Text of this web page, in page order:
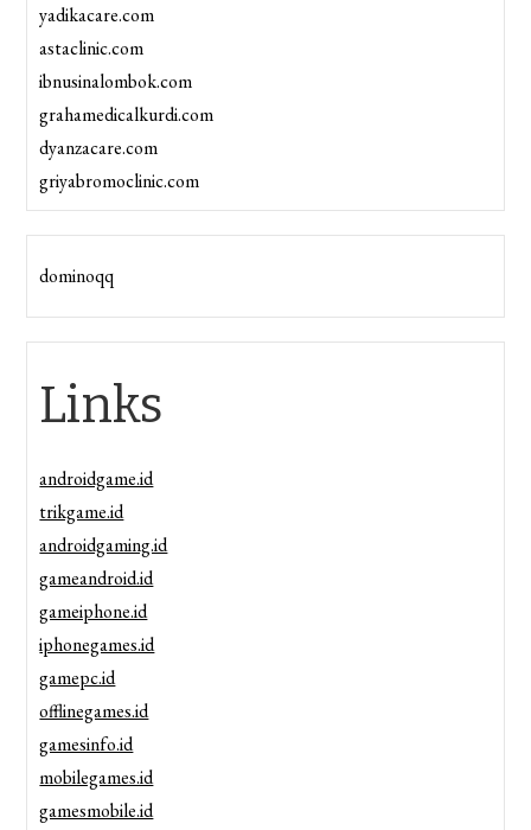
yadikacare.com
astaclinic.com
ibnusinalombok.com
grahamedicalkurdi.com
dyanzacare.com
griyabromoclinic.com
dominoqq
Links
androidgame.id
trikgame.id
androidgaming.id
gameandroid.id
gameiphone.id
iphonegames.id
gamepc.id
offlinegames.id
gamesinfo.id
mobilegames.id
gamesmobile.id